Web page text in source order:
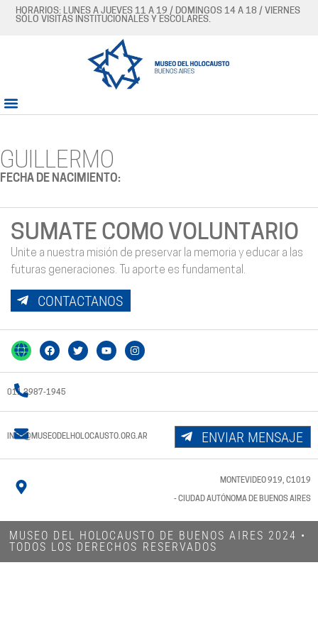
HORARIOS: LUNES A JUEVES 11 A 19 / DOMINGOS 14 A 18 / VIERNES
SÓLO VISITAS INSTITUCIONALES Y ESCOLARES.
GUILLERMO
FECHA DE NACIMIENTO:
SUMATE COMO VOLUNTARIO
Unite a nuestra misión de preservar la memoria y educar a las
futuras generaciones. Tu aporte es fundamental.
CONTACTANOS
011 3987-1945
INFO@MUSEODELHOLOCAUSTO.ORG.AR ENVIAR MENSAJE
MONTEVIDEO 919, C1019
- CIUDAD AUTÓNOMA DE BUENOS AIRES
MUSEO DEL HOLOCAUSTO DE BUENOS AIRES 2024​ •
TODOS LOS DERECHOS RESERVADOS